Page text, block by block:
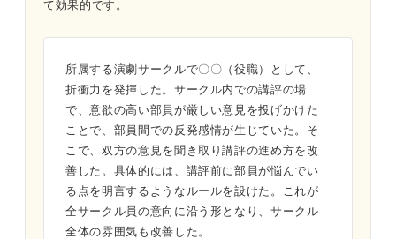
化という流れがおすすめです。
リーダー経験がなくとも、周囲を支えて場を整える人材
す。
「みんなで頑張った」のなかに埋もれている、あなたな
らではの役割を掘り起こして、仕事での再現性につなげ
てください。
0
て効果的です。
所属する演劇サークルで〇〇（役職）として、
折衝力を発揮した。サークル内での講評の場
で、意欲の高い部員が厳しい意見を投げかけた
ことで、部員間での反発感情が生じていた。そ
こで、双方の意見を聞き取り講評の進め方を改
善した。具体的には、講評前に部員が悩んでい
る点を明言するようなルールを設けた。これが
全サークル員の意向に沿う形となり、サークル
全体の雰囲気も改善した。